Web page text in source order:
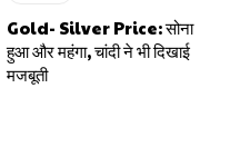
Gold- Silver Price: सोना
हुआ और महंगा, चांदी ने भी दिखाई
मजबूती